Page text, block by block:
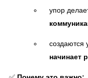
упор
создаются
начинает